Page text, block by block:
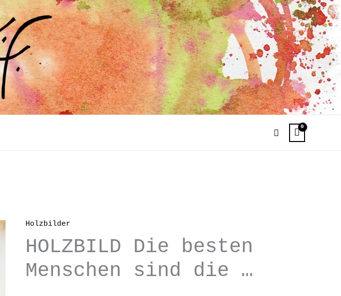
Suchen
Holzbilder
HOLZBILD Die besten
Menschen sind die …